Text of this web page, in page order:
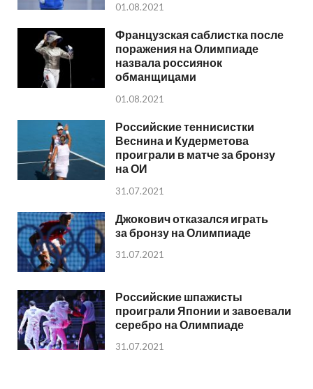
01.08.2021
Французская саблистка после
поражения на Олимпиаде
назвала россиянок
обманщицами
01.08.2021
Российские теннисистки
Веснина и Кудерметова
проиграли в матче за бронзу
на ОИ
31.07.2021
Джокович отказался играть
за бронзу на Олимпиаде
31.07.2021
Российские шпажисты
проиграли Японии и завоевали
серебро на Олимпиаде
31.07.2021